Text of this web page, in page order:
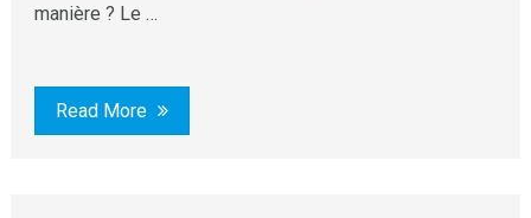
manière ? Le …
Read More